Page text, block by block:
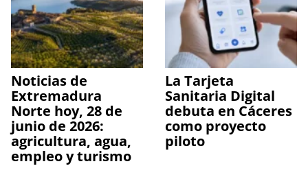
Noticias de
Extremadura
Norte hoy, 28 de
junio de 2026:
agricultura, agua,
empleo y turismo
La Tarjeta
Sanitaria Digital
debuta en Cáceres
como proyecto
piloto